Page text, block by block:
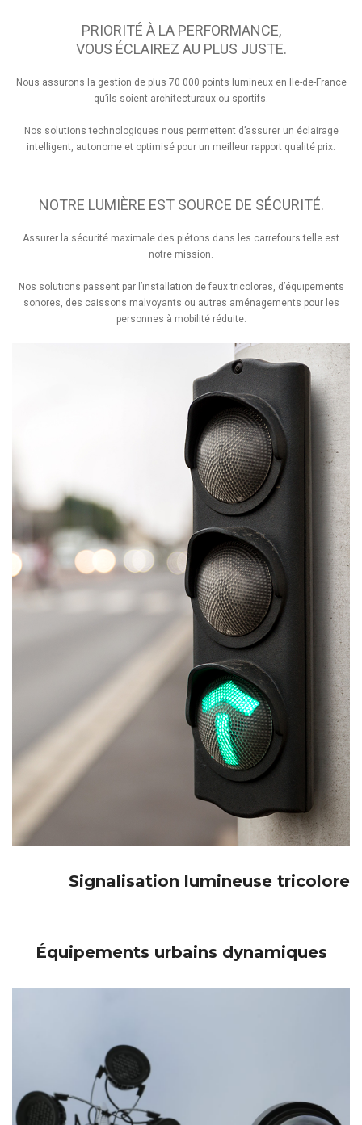
PRIORITÉ À LA PERFORMANCE,
VOUS ÉCLAIREZ AU PLUS JUSTE.
Nous assurons la gestion de plus 70 000 points lumineux en Ile-de-France
qu’ils soient architecturaux ou sportifs.
Nos solutions technologiques nous permettent d’assurer un éclairage
intelligent, autonome et optimisé pour un meilleur rapport qualité prix.
NOTRE LUMIÈRE EST SOURCE DE SÉCURITÉ.
Assurer la sécurité maximale des piétons dans les carrefours telle est
notre mission.
Nos solutions passent par l’installation de feux tricolores, d’équipements
sonores, des caissons malvoyants ou autres aménagements pour les
personnes à mobilité réduite.
Signalisation lumineuse tricolore
Équipements urbains dynamiques